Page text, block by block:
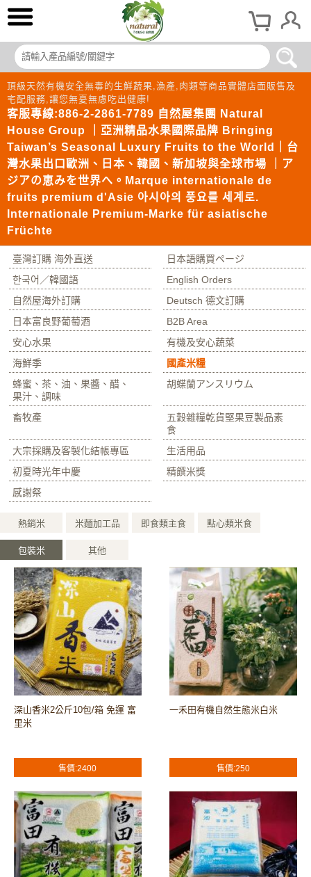
頂級天然有機安全無毒的生鮮蔬果,漁產,肉類等商品實體店面販售及
宅配服務,讓您無憂無慮吃出健康!
客服專線:886-2-2861-7789 自然屋集團 Natural
House Group ｜亞洲精品水果國際品牌 Bringing
Taiwan’s Seasonal Luxury Fruits to the World｜台
灣水果出口歐洲、日本、韓國、新加坡與全球市場 ｜ア
ジアの恵みを世界へ。Marque internationale de
fruits premium d'Asie 아시아의 풍요를 세계로.
Internationale Premium-Marke für asiatische
Früchte
臺灣訂購 海外直送
日本語購買ページ
한국어／韓國語
English Orders
自然屋海外訂購
Deutsch 德文訂購
日本富良野葡萄酒
B2B Area
安心水果
有機及安心蔬菜
海鮮季
國產米糧
蜂蜜、茶、油、果醬、醋、
果汁、調味
胡蝶蘭アンスリウム
畜牧產
五穀雜糧乾貨堅果豆製品素
食
大宗採購及客製化結帳專區
生活用品
初夏時光年中慶
精饌米獎
感謝祭
熱銷米 米麵加工品 即食類主食 點心類米食
包裝米 其他
深山香米2公斤10包/箱 免運 富
里米
售價:2400
一禾田有機自然生態米白米
售價:250